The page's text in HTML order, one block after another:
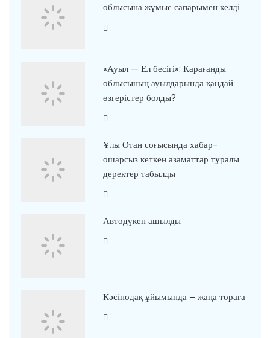
облысына жұмыс сапарымен келді
«Ауыл — Ел бесігі»: Қарағанды
облысының ауылдарында қандай
өзгерістер болды?
Ұлы Отан соғысында хабар-
ошарсыз кеткен азаматтар туралы
деректер табылды
Автодүкен ашылды
Кәсіподақ ұйымында – жаңа төраға